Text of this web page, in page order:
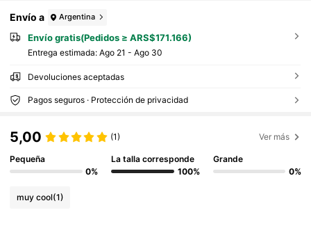
Envío a Argentina
Envío gratis(Pedidos ≥ ARS$171.166)
Entrega estimada: Ago 21 - Ago 30
Devoluciones aceptadas
Pagos seguros · Protección de privacidad
5,00 (1) Ver más
Pequeña
0%
La talla corresponde
100%
Grande
0%
muy cool(1)